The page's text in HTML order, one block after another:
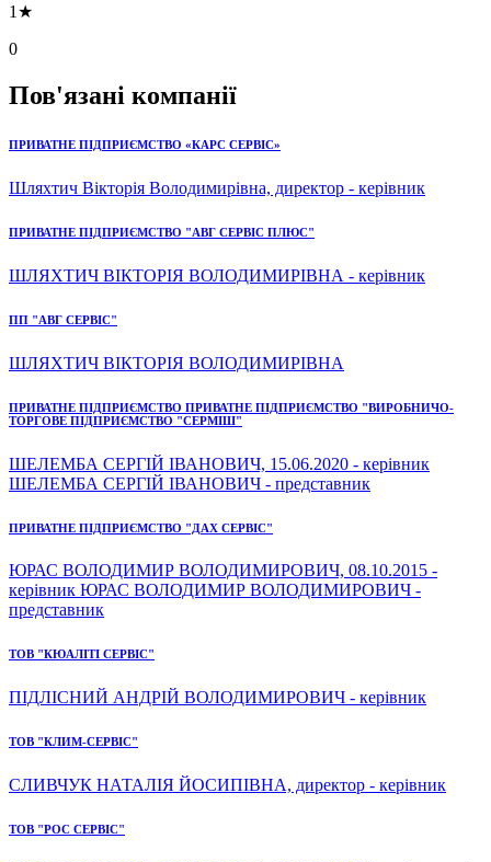
1★
0
Пов'язані компанії
ПРИВАТНЕ ПІДПРИЄМСТВО «КАРС СЕРВІС»
Шляхтич Вікторія Володимирівна, директор - керівник
ПРИВАТНЕ ПІДПРИЄМСТВО "АВГ СЕРВІС ПЛЮС"
ШЛЯХТИЧ ВІКТОРІЯ ВОЛОДИМИРІВНА - керівник
ПП "АВГ СЕРВІС"
ШЛЯХТИЧ ВІКТОРІЯ ВОЛОДИМИРІВНА
ПРИВАТНЕ ПІДПРИЄМСТВО ПРИВАТНЕ ПІДПРИЄМСТВО "ВИРОБНИЧО-
ТОРГОВЕ ПІДПРИЄМСТВО "СЕРМІШ"
ШЕЛЕМБА СЕРГІЙ ІВАНОВИЧ, 15.06.2020 - керівник
ШЕЛЕМБА СЕРГІЙ ІВАНОВИЧ - представник
ПРИВАТНЕ ПІДПРИЄМСТВО "ДАХ СЕРВІС"
ЮРАС ВОЛОДИМИР ВОЛОДИМИРОВИЧ, 08.10.2015 -
керівник ЮРАС ВОЛОДИМИР ВОЛОДИМИРОВИЧ -
представник
ТОВ "КЮАЛІТІ СЕРВІС"
ПІДЛІСНИЙ АНДРІЙ ВОЛОДИМИРОВИЧ - керівник
ТОВ "КЛИМ-СЕРВІС"
СЛИВЧУК НАТАЛІЯ ЙОСИПІВНА, директор - керівник
ТОВ "РОС СЕРВІС"